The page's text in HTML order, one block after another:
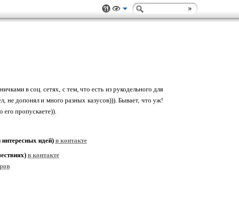
в соц. сетях, с тем, что есть из рукодельного для
не допонял и много разных казусов))). Бывает, что уж!
его пропускаете)).
интересных идей)в контакте
в контакте